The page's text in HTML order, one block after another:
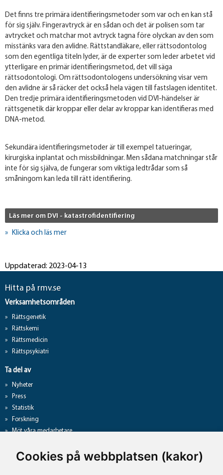
Cookies på webbplatsen (kakor)
Det finns tre primära identifieringsmetoder som var och en kan stå
för sig själv. Fingeravtryck är en sådan och det är polisen som tar
avtrycket och matchar mot avtryck tagna före olyckan av den som
misstänks vara den avlidne. Rättstandläkare, eller rättsodontolog
som den egentliga titeln lyder, är de experter som leder arbetet vid
ytterligare en primär identifieringsmetod, det vill säga
rättsodontologi. Om rättsodontologens undersökning visar vem
den avlidne är så räcker det också hela vägen till fastslagen identitet.
Den tredje primära identifieringsmetoden vid DVI-händelser är
rättsgenetik där kroppar eller delar av kroppar kan identifieras med
DNA-metod.
Sekundära identifieringsmetoder är till exempel tatueringar,
kirurgiska inplantat och missbildningar. Men sådana matchningar står
inte för sig själva, de fungerar som viktiga ledtrådar som så
småningom kan leda till rätt identifiering.
Läs mer om DVI - katastrofidentifiering
Klicka och läs mer
Uppdaterad: 2023-04-13
Hitta på rmv.se
Verksamhetsområden
Rättsgenetik
Rättskemi
Rättsmedicin
Rättspsykiatri
Ta del av
Nyheter
Press
Statistik
Forskning
Möt våra medarbetare